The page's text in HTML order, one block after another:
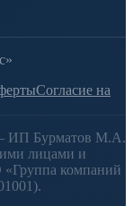
Согласие на
ИП Бурматов М.А.
лицами и
компаний